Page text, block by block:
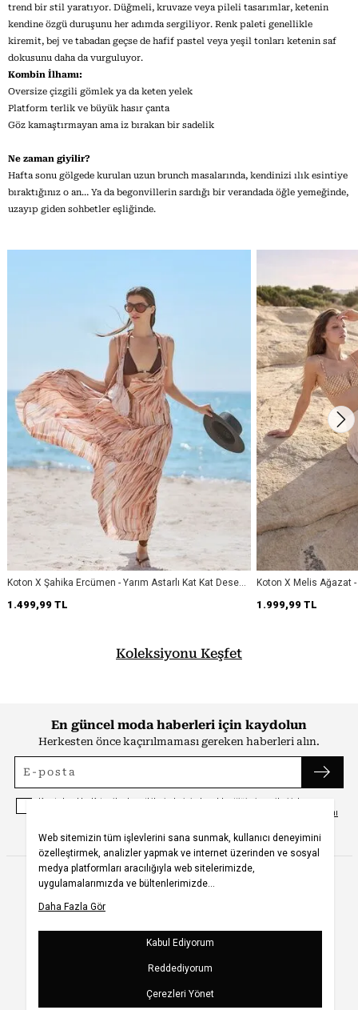
trend bir stil yaratıyor. Düğmeli, kruvaze veya pileli tasarımlar, ketenin
kendine özgü duruşunu her adımda sergiliyor. Renk paleti genellikle
kiremit, bej ve tabadan geçse de hafif pastel veya yeşil tonları ketenin saf
dokusunu daha da vurguluyor.
Kombin İlhamı:
Oversize çizgili gömlek ya da keten yelek
Platform terlik ve büyük hasır çanta
Göz kamaştırmayan ama iz bırakan bir sadelik
Ne zaman giyilir?
Hafta sonu gölgede kurulan uzun brunch masalarında, kendinizi ılık esintiye
bıraktığınız o an… Ya da begonvillerin sardığı bir verandada öğle yemeğinde,
uzayıp giden sohbetler eşliğinde.
Koton X Şahika Ercümen - Yarım Astarlı Kat Kat Desenli
Tül Etek
1.499,99 TL
Koton X Melis Ağazat
Kesim Dantel Detaylı
1.999,99 TL
Koleksiyonu Keşfet
En güncel moda haberleri için kaydolun
Herkesten önce kaçırılmaması gereken haberleri alın.
Kayıt olmakla, Koton ile olan etkileşimlerinizden elde ettiğimiz verileri işleme
Gizlilik Politikasını
UYGULAMAMIZI İNDİRİN